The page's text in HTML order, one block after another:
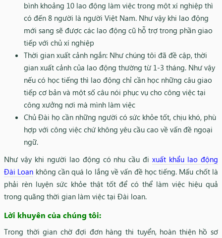
bình khoảng 10 lao động làm việc trong một xí nghiệp thì
có đến 8 người là người Việt Nam. Như vậy khi lao động
mới sang sẽ được các lao động cũ hỗ trợ trong phần giao
tiếp với chủ xí nghiệp
Thời gian xuất cảnh ngắn: Như chúng tôi đã đề cập, thời
gian xuất cảnh của lao động thường từ 1-3 tháng. Như vậy
nếu có học tiếng thì lao động chỉ cần học những câu giao
tiếp cơ bản và một số câu nói phục vụ cho công việc tại
công xưởng nơi mà mình làm việc
Chủ Đài họ cần những người có sức khỏe tốt, chịu khó, phù
hợp với công việc chứ không yêu cầu cao về vấn đề ngoại
ngữ.
Như vậy khi người lao động có nhu cầu đixuất khẩu lao động
Đài Loan không cần quá lo lắng về vấn đề học tiếng. Mấu chốt là
phải rèn luyện sức khỏe thật tốt để có thể làm việc hiệu quả
trong quãng thời gian làm việc tại Đài loan.
Lời khuyên của chúng tôi:
Trong thời gian chờ đợi đơn hàng thi tuyển, hoàn thiện hồ sơ